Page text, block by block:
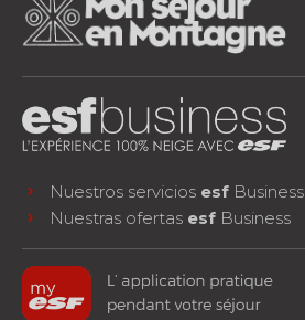
Nuestros servicios esf Business
Nuestras ofertas esf Business